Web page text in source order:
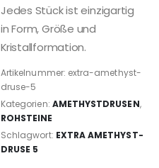
Jedes Stück ist einzigartig
in Form, Größe und
Kristallformation.
Artikelnummer: extra-amethyst-
druse-5
Kategorien: AMETHYSTDRUSEN,
ROHSTEINE
Schlagwort: EXTRA AMETHYST-
DRUSE 5